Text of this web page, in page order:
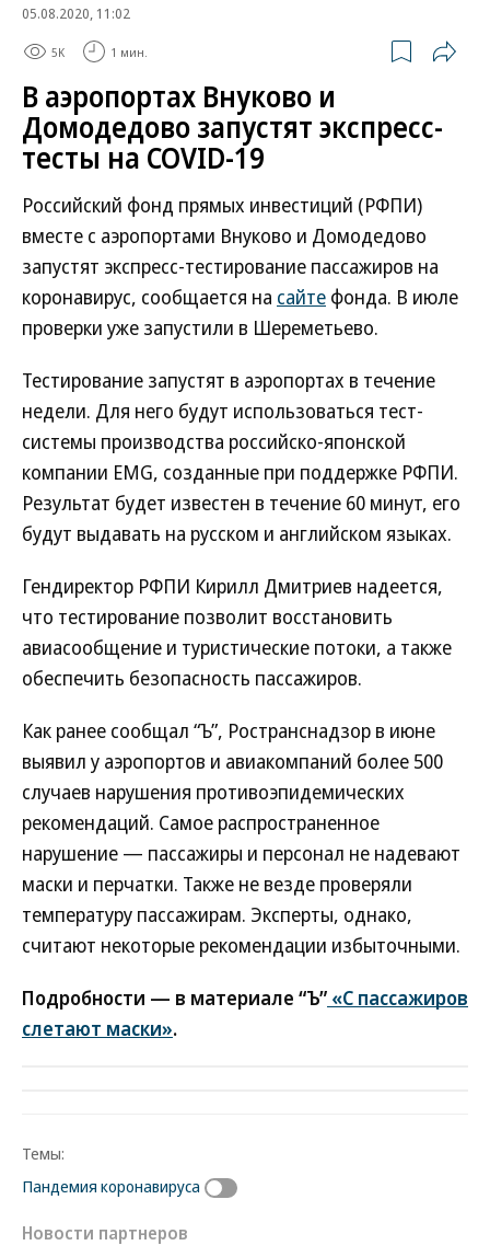
05.08.2020, 11:02
5K 1 мин.
В аэропортах Внуково и
Домодедово запустят экспресс-
тесты на COVID-19
Российский фонд прямых инвестиций (РФПИ)
вместе с аэропортами Внуково и Домодедово
запустят экспресс-тестирование пассажиров на
коронавирус, сообщается на сайте фонда. В июле
проверки уже запустили в Шереметьево.
Тестирование запустят в аэропортах в течение
недели. Для него будут использоваться тест-
системы производства российско-японской
компании EMG, созданные при поддержке РФПИ.
Результат будет известен в течение 60 минут, его
будут выдавать на русском и английском языках.
Гендиректор РФПИ Кирилл Дмитриев надеется,
что тестирование позволит восстановить
авиасообщение и туристические потоки, а также
обеспечить безопасность пассажиров.
Как ранее сообщал “Ъ”, Ространснадзор в июне
выявил у аэропортов и авиакомпаний более 500
случаев нарушения противоэпидемических
рекомендаций. Самое распространенное
нарушение — пассажиры и персонал не надевают
маски и перчатки. Также не везде проверяли
температуру пассажирам. Эксперты, однако,
считают некоторые рекомендации избыточными.
Подробности — в материале “Ъ” «С пассажиров
слетают маски».
Темы:
Пандемия коронавируса
Новости партнеров